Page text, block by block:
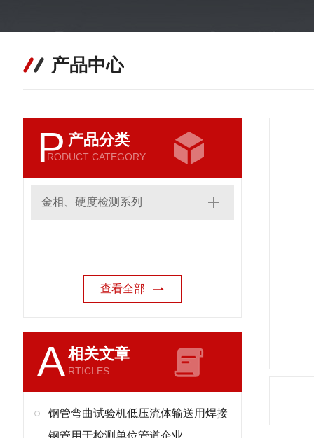
产品中心
P 产品分类
RODUCT CATEGORY
金相、硬度检测系列
查看全部
A相关文章
RTICLES
钢管弯曲试验机低压流体输送用焊接
钢管用于检测单位管道企业